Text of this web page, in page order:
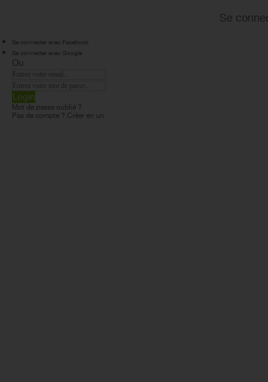
Se
Se connecter avec Facebook
Se connecter avec Google
Ou
Login
Mot de passe oublié ?
Pas de compte ? Créer en un